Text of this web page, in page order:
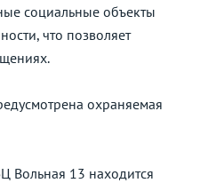
социальные объекты
что позволяет
охраняемая
Вольная 13 находится